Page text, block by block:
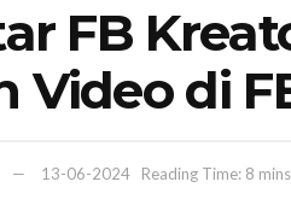
FB
Video di
13-06-2024 Reading Time: 8